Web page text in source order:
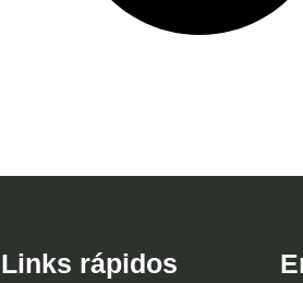
Links rápidos